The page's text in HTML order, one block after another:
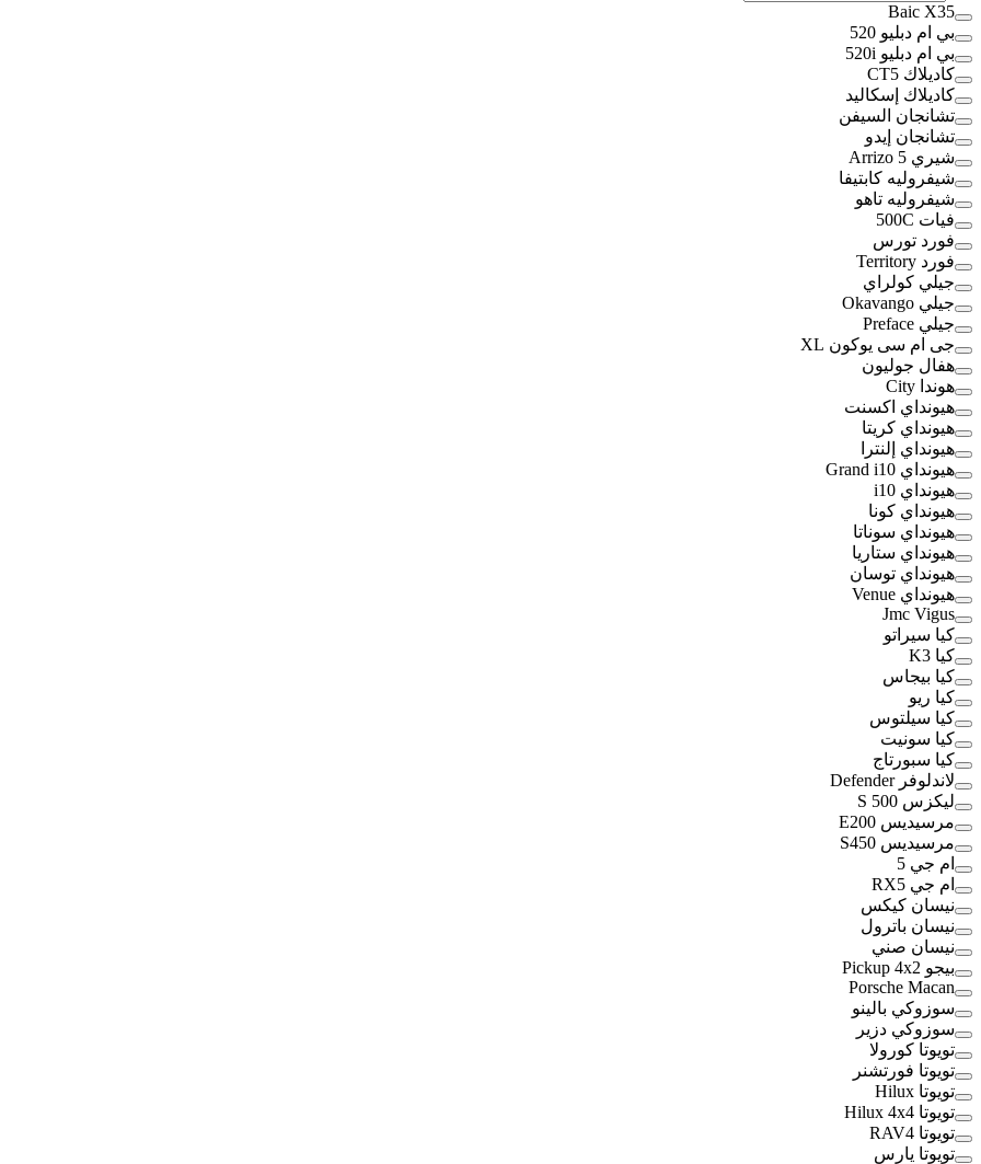
Baic X35
بي ام دبليو 520
بي ام دبليو 520i
كاديلاك CT5
كاديلاك إسكاليد
تشانجان السيفن
تشانجان إيدو
شيري Arrizo 5
شيفروليه كابتيفا
شيفروليه تاهو
فيات 500C
فورد تورس
فورد Territory
جيلي كولراي
جيلي Okavango
جيلي Preface
جى ام سى يوكون XL
هفال جوليون
هوندا City
هيونداي اكسنت
هيونداي كريتا
هيونداي إلنترا
هيونداي Grand i10
هيونداي i10
هيونداي كونا
هيونداي سوناتا
هيونداي ستاريا
هيونداي توسان
هيونداي Venue
Jmc Vigus
كيا سيراتو
كيا K3
كيا بيجاس
كيا ريو
كيا سيلتوس
كيا سونيت
كيا سبورتاج
لاندلوفر Defender
ليكزس S 500
مرسيديس E200
مرسيديس S450
ام جي 5
ام جي RX5
نيسان كيكس
نيسان باترول
نيسان صني
بيجو Pickup 4x2
Porsche Macan
سوزوكي بالينو
سوزوكي دزير
تويوتا كورولا
تويوتا فورتشنر
تويوتا Hilux
تويوتا Hilux 4x4
تويوتا RAV4
تويوتا يارس